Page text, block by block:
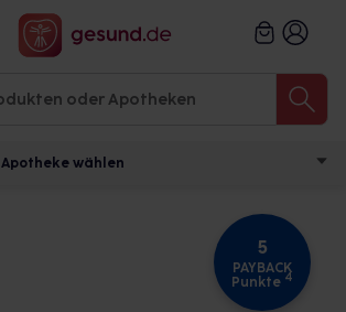
Apotheke wählen
5
PAYBACK
Punkte 4